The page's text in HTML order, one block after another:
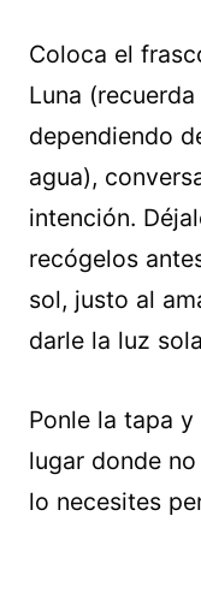
Coloca el
Luna
dependiendo
agua),
intención.
recógelos
sol, justo al
darle la luz
Ponle la tapa
lugar donde
lo necesites